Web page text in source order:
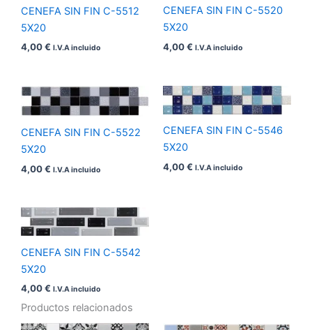
CENEFA SIN FIN C-5512
5X20
4,00€ I.V.A incluido
CENEFA SIN FIN C-5520
5X20
4,00€ I.V.A incluido
CENEFA SIN FIN C-5522
5X20
4,00€ I.V.A incluido
CENEFA SIN FIN C-5546
5X20
4,00€ I.V.A incluido
CENEFA SIN FIN C-5542
5X20
4,00€ I.V.A incluido
Productos relacionados